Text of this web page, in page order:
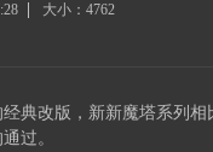
大小： 4762
典改版，新新魔塔系列
过。